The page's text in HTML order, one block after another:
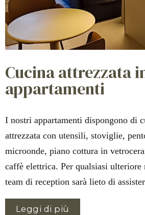
Cucina attrezzata
appartamenti
I nostri appartamenti dispongono di
attrezzata con utensili, stoviglie,
microonde, piano cottura in
caffè elettrica. Per qualsiasi ulteriore
team di reception sarà lieto di
Leggi di più